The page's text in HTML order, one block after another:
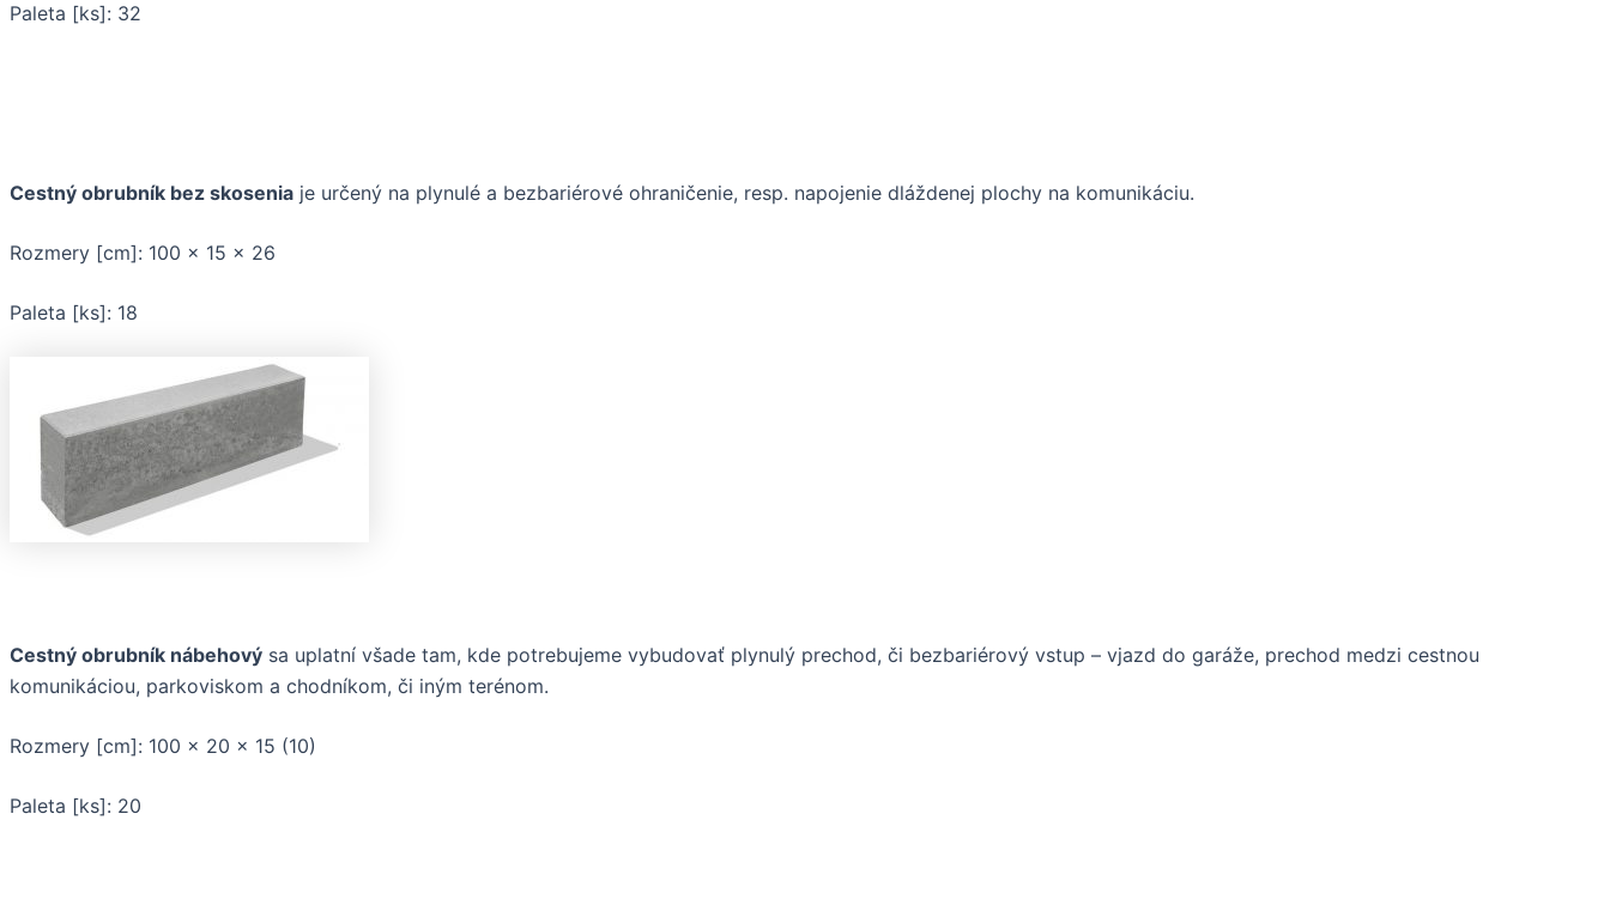
Paleta [ks]: 32
Cestný obrubník bez skosenia je určený na plynulé a bezbariérové ohraničenie, resp. napojenie dláždenej plochy na komunikáciu.
Rozmery [cm]: 100 x 15 x 26
Paleta [ks]: 18
Cestný obrubník nábehový sa uplatní všade tam, kde potrebujeme vybudovať plynulý prechod, či bezbariérový vstup – vjazd do garáže, prechod medzi cestnou
komunikáciou, parkoviskom a chodníkom, či iným terénom.
Rozmery [cm]: 100 x 20 x 15 (10)
Paleta [ks]: 20